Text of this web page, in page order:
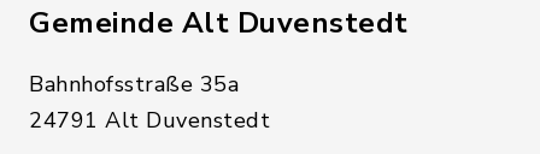
Gemeinde Alt Duvenstedt
Bahnhofsstraße 35a
24791 Alt Duvenstedt